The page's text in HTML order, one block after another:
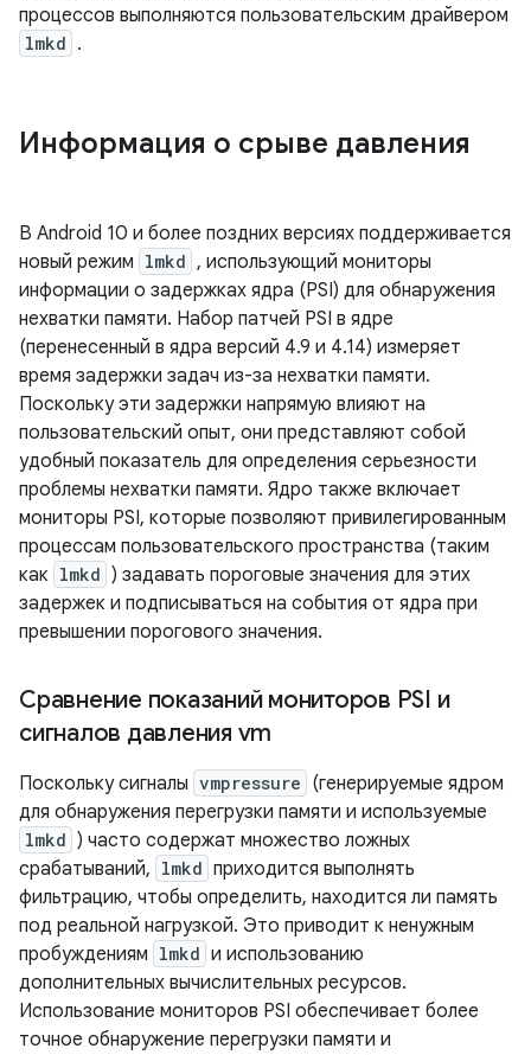
процессов выполняются пользовательским драйвером
lmkd .
Информация о срыве давления
В Android 10 и более поздних версиях поддерживается
новый режим lmkd , использующий мониторы
информации о задержках ядра (PSI) для обнаружения
нехватки памяти. Набор патчей PSI в ядре
(перенесенный в ядра версий 4.9 и 4.14) измеряет
время задержки задач из-за нехватки памяти.
Поскольку эти задержки напрямую влияют на
пользовательский опыт, они представляют собой
удобный показатель для определения серьезности
проблемы нехватки памяти. Ядро также включает
мониторы PSI, которые позволяют привилегированным
процессам пользовательского пространства (таким
как lmkd ) задавать пороговые значения для этих
задержек и подписываться на события от ядра при
превышении порогового значения.
Сравнение показаний мониторов PSI и
сигналов давления vm
Поскольку сигналы vmpressure (генерируемые ядром
для обнаружения перегрузки памяти и используемые
lmkd ) часто содержат множество ложных
срабатываний, lmkd приходится выполнять
фильтрацию, чтобы определить, находится ли память
под реальной нагрузкой. Это приводит к ненужным
пробуждениям lmkd и использованию
дополнительных вычислительных ресурсов.
Использование мониторов PSI обеспечивает более
точное обнаружение перегрузки памяти и